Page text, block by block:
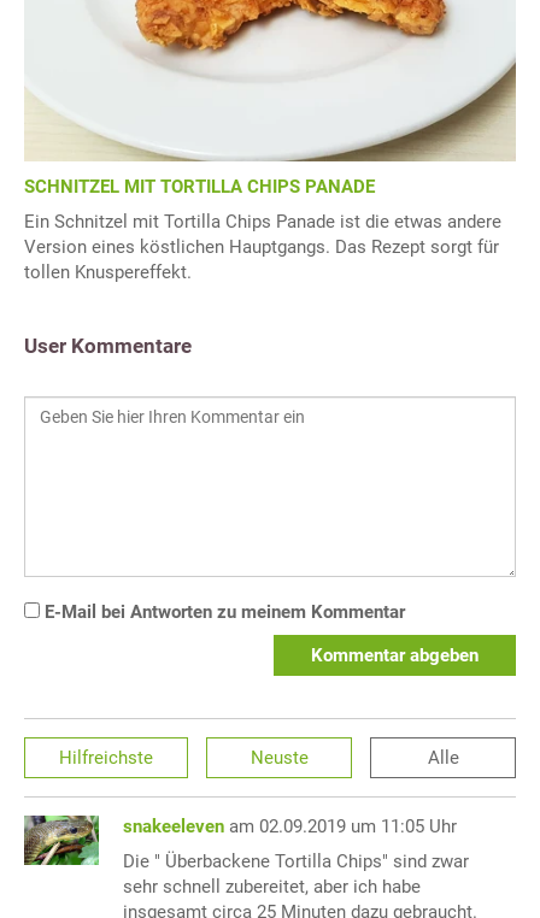
SCHNITZEL MIT TORTILLA CHIPS PANADE
Ein Schnitzel mit Tortilla Chips Panade ist die etwas andere
Version eines köstlichen Hauptgangs. Das Rezept sorgt für
tollen Knuspereffekt.
User Kommentare
E-Mail bei Antworten zu meinem Kommentar
Kommentar abgeben
Hilfreichste Neuste Alle
snakeeleven am 02.09.2019 um 11:05 Uhr
Die " Überbackene Tortilla Chips" sind zwar
sehr schnell zubereitet, aber ich habe
insgesamt circa 25 Minuten dazu gebraucht.